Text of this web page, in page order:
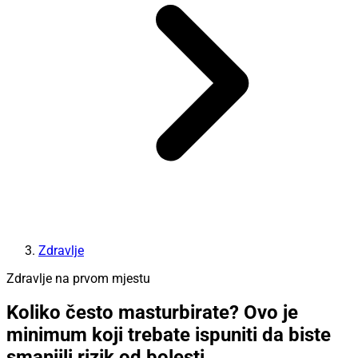
Zdravlje
Zdravlje na prvom mjestu
Koliko često masturbirate? Ovo je
minimum koji trebate ispuniti da biste